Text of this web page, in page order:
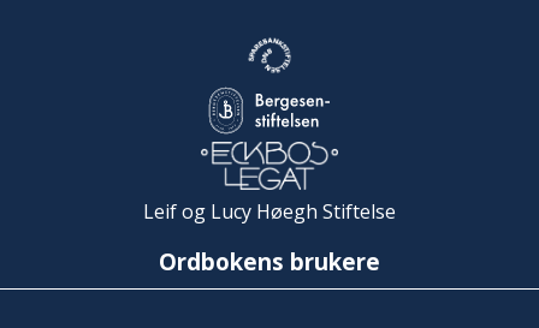
Leif og Lucy Høegh Stiftelse
Ordbokens brukere